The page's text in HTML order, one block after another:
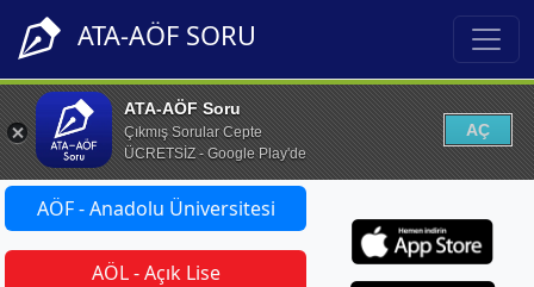
ATA-AÖF SORU
ATA-AÖF Soru
Çıkmış Sorular Cepte
ÜCRETSİZ - Google Play'de
AÇ
AÖF - Anadolu Üniversitesi
AÖL - Açık Lise